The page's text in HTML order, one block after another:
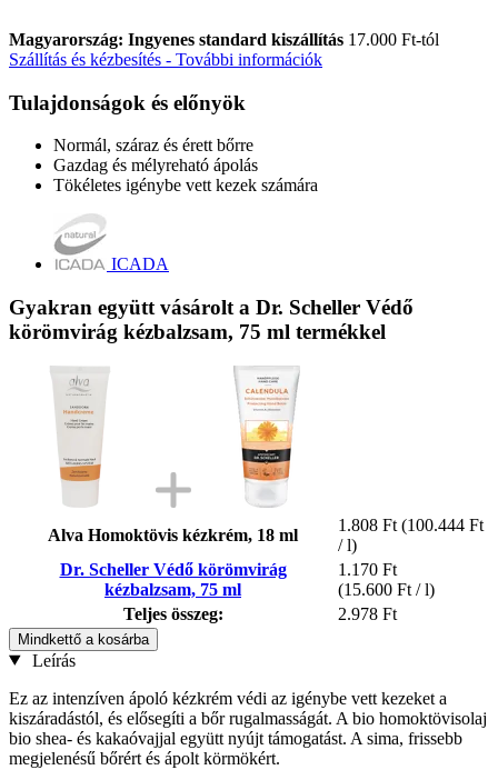
Magyarország: Ingyenes standard kiszállítás 17.000 Ft-tól
Szállítás és kézbesítés - További információk
Tulajdonságok és előnyök
Normál, száraz és érett bőrre
Gazdag és mélyreható ápolás
Tökéletes igénybe vett kezek számára
ICADA
Gyakran együtt vásárolt a Dr. Scheller Védő
körömvirág kézbalzsam, 75 ml termékkel
Alva Homoktövis kézkrém, 18 ml
1.808 Ft (100.444 Ft
/ l)
Dr. Scheller Védő körömvirág
kézbalzsam, 75 ml
1.170 Ft
(15.600 Ft / l)
Teljes összeg:
2.978 Ft
Mindkettő a kosárba
Leírás
Ez az intenzíven ápoló kézkrém védi az igénybe vett kezeket a
kiszáradástól, és elősegíti a bőr rugalmasságát. A bio homoktövisolaj
bio shea- és kakaóvajjal együtt nyújt támogatást. A sima, frissebb
megjelenésű bőrért és ápolt körmökért.